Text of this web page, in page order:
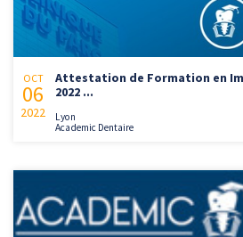
OCT
06
2022
Attestation de Formation en
2022 ...
Lyon
Academic Dentaire